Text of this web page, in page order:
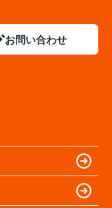
お問い合わせ